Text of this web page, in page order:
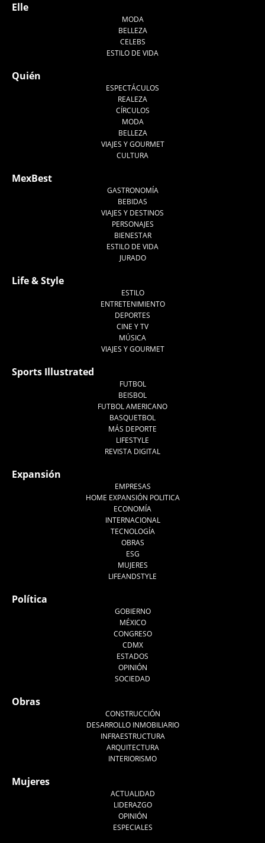
Elle
MODA
BELLEZA
CELEBS
ESTILO DE VIDA
Quién
ESPECTÁCULOS
REALEZA
CÍRCULOS
MODA
BELLEZA
VIAJES Y GOURMET
CULTURA
MexBest
GASTRONOMÍA
BEBIDAS
VIAJES Y DESTINOS
PERSONAJES
BIENESTAR
ESTILO DE VIDA
JURADO
Life & Style
ESTILO
ENTRETENIMIENTO
DEPORTES
CINE Y TV
MÚSICA
VIAJES Y GOURMET
Sports Illustrated
FUTBOL
BEISBOL
FUTBOL AMERICANO
BASQUETBOL
MÁS DEPORTE
LIFESTYLE
REVISTA DIGITAL
Expansión
EMPRESAS
HOME EXPANSIÓN POLITICA
ECONOMÍA
INTERNACIONAL
TECNOLOGÍA
OBRAS
ESG
MUJERES
LIFEANDSTYLE
Política
GOBIERNO
MÉXICO
CONGRESO
CDMX
ESTADOS
OPINIÓN
SOCIEDAD
Obras
CONSTRUCCIÓN
DESARROLLO INMOBILIARIO
INFRAESTRUCTURA
ARQUITECTURA
INTERIORISMO
Mujeres
ACTUALIDAD
LIDERAZGO
OPINIÓN
ESPECIALES